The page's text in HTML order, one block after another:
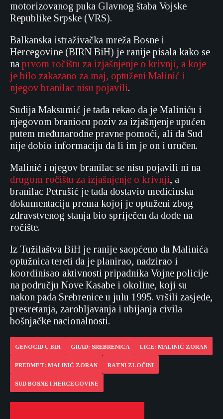
motorizovanog puka Glavnog štaba Vojske
Republike Srpske (VRS).
Balkanska istraživačka mreža Bosne i
Hercegovine (BIRN BiH) je ranije pisala kako se
na prvom ročištu za izjašnjenje o krivnji, a koje
je bilo zakazano za maj, optuženi Malinić i
njegov branilac nisu pojavili.
Sudija Maksumić je tada rekao da je Maliniću i
njegovom braniocu poziv za izjašnjenje upućen
putem međunarodne pravne pomoći, ali da Sud
nije dobio informaciju da li im je on i uručen.
Malinić i njegov branilac se nisu pojavili ni na
drugom ročištu za izjašnjenje o krivnji, a
branilac Petrušić je tada dostavio medicinsku
dokumentaciju prema kojoj je optuženi zbog
zdravstvenog stanja bio spriječen da dođe na
ročište.
Iz Tužilaštva BiH je ranije saopćeno da Malinića
optužnica tereti da je planirao, nadzirao i
koordinisao aktivnosti pripadnika Vojne policije
na području Nove Kasabe i okoline, koji su
nakon pada Srebrenice u julu 1995. vršili zasjede,
presretanja, zarobljavanja i ubijanja civila
bošnjačke nacionalnosti.
GENOCID U BIH GRAD: SREBRENICA LICE: MALINIĆ ZORAN
PREDMET: MALINIĆ ZORAN RATNI ZLOČINI
SUD BOSNE I HERCEGOVINE